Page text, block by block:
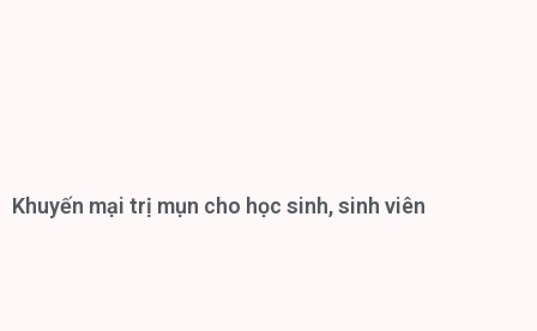
Khuyến mại trị mụn cho học sinh, sinh viên